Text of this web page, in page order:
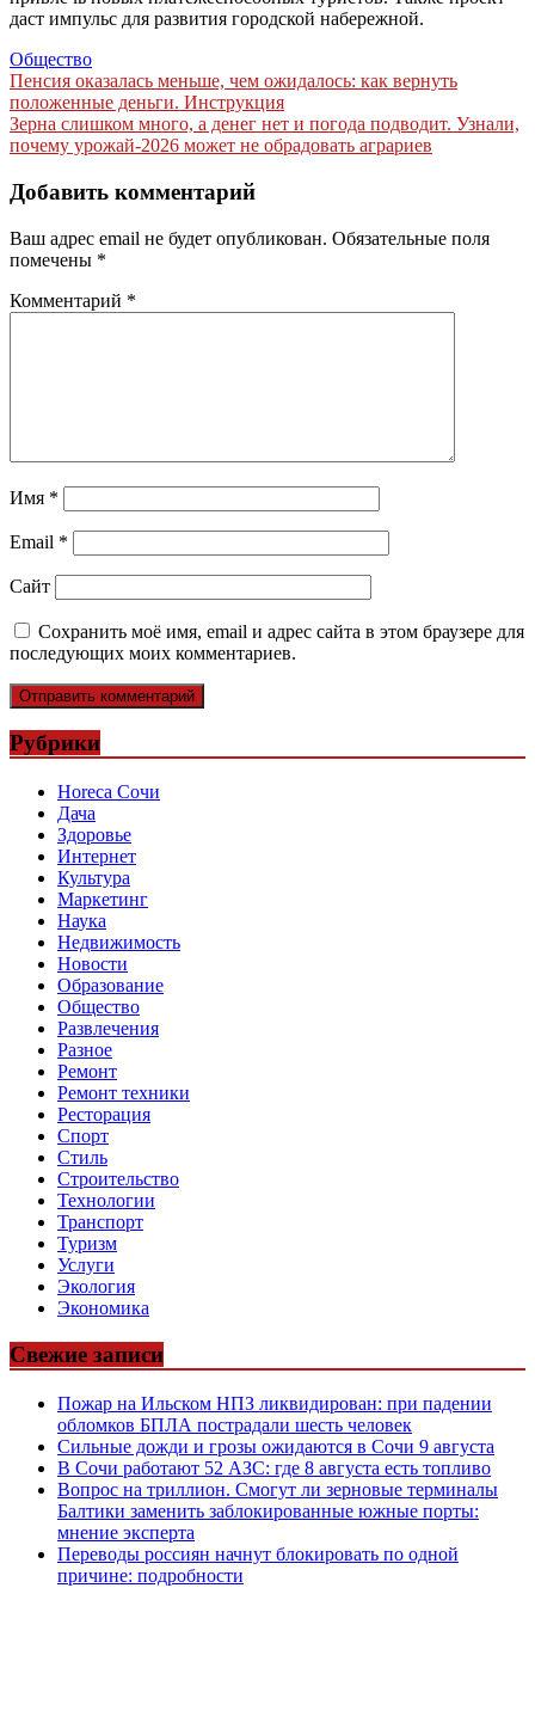
даст импульс для развития городской набережной.
Общество
Навигация
по
записям
Пенсия оказалась меньше, чем ожидалось: как вернуть
положенные деньги. Инструкция
Зерна слишком много, а денег нет и погода подводит. Узнали,
почему урожай-2026 может не обрадовать аграриев
Добавить комментарий
Ваш адрес email не будет опубликован. Обязательные поля
помечены *
Комментарий *
Имя *
Email *
Сайт
Сохранить моё имя, email и адрес сайта в этом браузере для
последующих моих комментариев.
Рубрики
Horeca Сочи
Дача
Здоровье
Интернет
Культура
Маркетинг
Наука
Недвижимость
Новости
Образование
Общество
Развлечения
Разное
Ремонт
Ремонт техники
Ресторация
Спорт
Стиль
Строительство
Технологии
Транспорт
Туризм
Услуги
Экология
Экономика
Свежие записи
Пожар на Ильском НПЗ ликвидирован: при падении
обломков БПЛА пострадали шесть человек
Сильные дожди и грозы ожидаются в Сочи 9 августа
В Сочи работают 52 АЗС: где 8 августа есть топливо
Вопрос на триллион. Смогут ли зерновые терминалы
Балтики заменить заблокированные южные порты:
мнение эксперта
Переводы россиян начнут блокировать по одной
причине: подробности